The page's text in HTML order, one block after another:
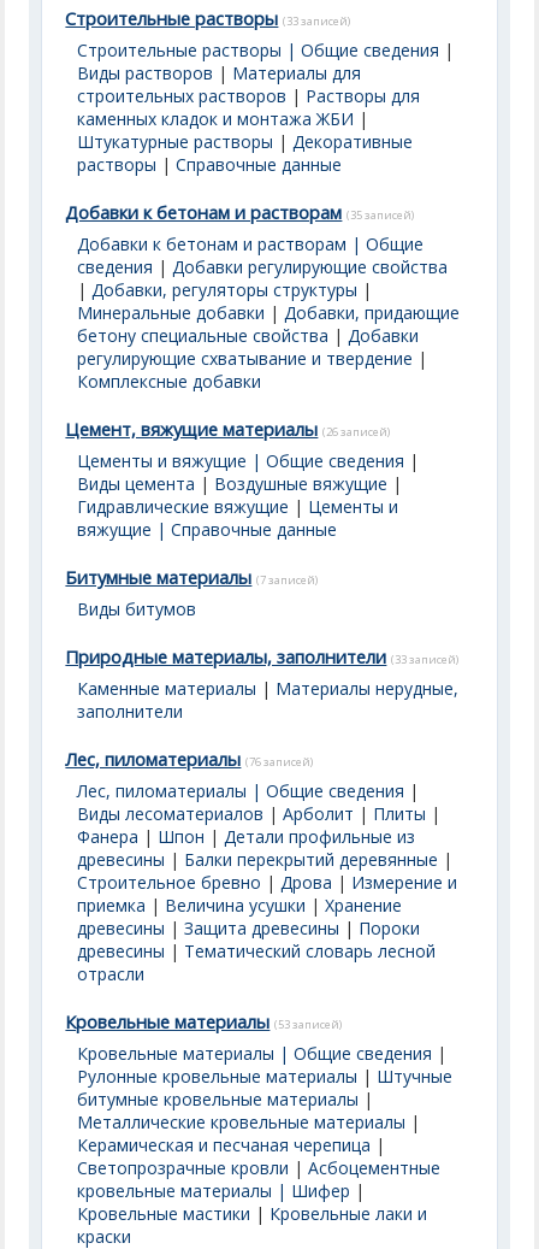
Строительные растворы (33 записей)
Строительные растворы | Общие сведения |
Виды растворов | Материалы для
строительных растворов | Растворы для
каменных кладок и монтажа ЖБИ |
Штукатурные растворы |Декоративные
растворы |Справочные данные
Добавки к бетонам и растворам (35 записей)
Добавки к бетонам и растворам | Общие
сведения |Добавки регулирующие свойства
|Добавки, регуляторы структуры |
Минеральные добавки |Добавки, придающие
бетону специальные свойства |Добавки
регулирующие схватывание и твердение |
Комплексные добавки
Цемент, вяжущие материалы (26 записей)
Цементы и вяжущие | Общие сведения |
Виды цемента | Воздушные вяжущие |
Гидравлические вяжущие | Цементы и
вяжущие | Справочные данные
Битумные материалы (7 записей)
Виды битумов
Природные материалы, заполнители (33 записей)
Каменные материалы | Материалы нерудные,
заполнители
Лес, пиломатериалы (76 записей)
Лес, пиломатериалы | Общие сведения |
Виды лесоматериалов |Арболит | Плиты |
Фанера | Шпон |Детали профильные из
древесины | Балки перекрытий деревянные |
Строительное бревно |Дрова | Измерение и
приемка | Величина усушки |Хранение
древесины |Защита древесины | Пороки
древесины | Тематический словарь лесной
отрасли
Кровельные материалы (53 записей)
Кровельные материалы | Общие сведения |
Рулонные кровельные материалы | Штучные
битумные кровельные материалы |
Металлические кровельные материалы |
Керамическая и песчаная черепица |
Светопрозрачные кровли |Асбоцементные
кровельные материалы | Шифер |
Кровельные мастики | Кровельные лаки и
краски